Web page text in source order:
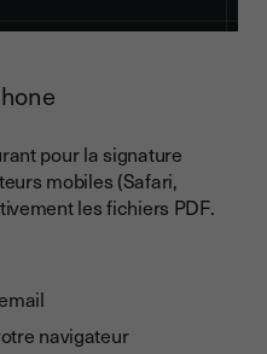
pour la signature
mobiles (Safari,
les fichiers PDF.
navigateur